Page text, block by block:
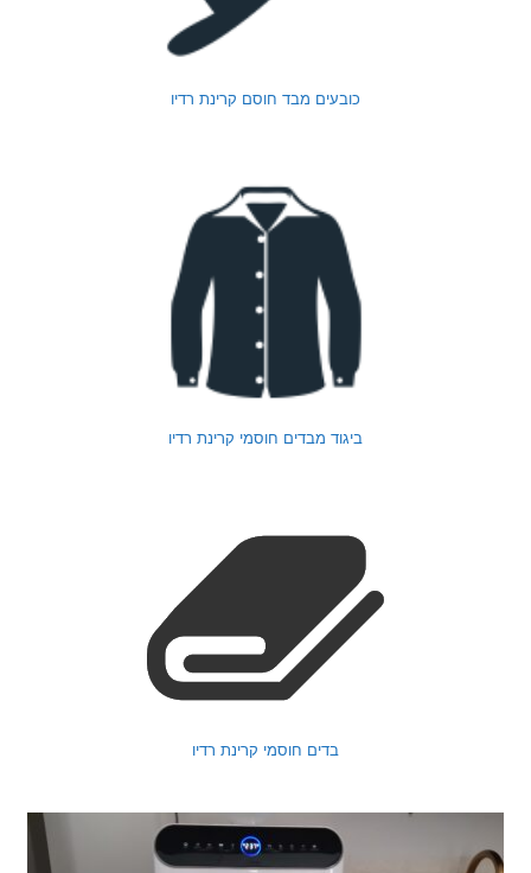
כובעים מבד חוסם קרינת רדיו
ביגוד מבדים חוסמי קרינת רדיו
בדים חוסמי קרינת רדיו